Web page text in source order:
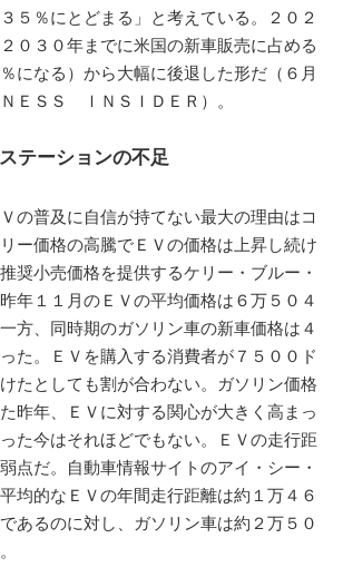
５％にとどまる」と考えている。２０２
０３０年までに米国の新車販売に占める
になる）から大幅に後退した形だ（６月
ＥＳＳ ＩＮＳＩＤＥＲ）。
テーションの不足
の普及に自信が持てない最大の理由はコ
ー価格の高騰でＥＶの価格は上昇し続け
奨小売価格を提供するケリー・ブルー・
年１１月のＥＶの平均価格は６万５０４
方、同時期のガソリン車の新車価格は４
た。ＥＶを購入する消費者が７５００ド
たとしても割が合わない。ガソリン価格
昨年、ＥＶに対する関心が大きく高まっ
た今はそれほどでもない。ＥＶの走行距
点だ。自動車情報サイトのアイ・シー・
均的なＥＶの年間走行距離は約１万４６
あるのに対し、ガソリン車は約２万５０